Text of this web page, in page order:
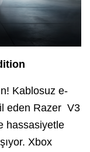
Kablosuz e-
eden Razer V3
hassasiyetle
Xbox